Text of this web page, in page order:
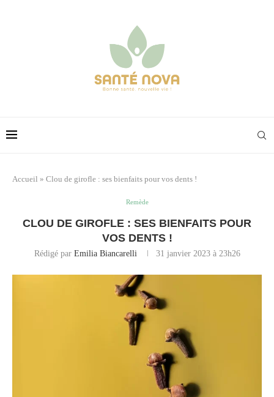
Accueil » Clou de girofle : ses bienfaits pour vos dents !
Remède
CLOU DE GIROFLE : SES BIENFAITS POUR
VOS DENTS !
Rédigé par Emilia Biancarelli 31 janvier 2023 à 23h26